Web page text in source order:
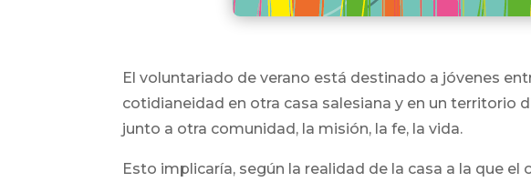
El voluntariado de verano está destinado a jóvenes
cotidianeidad en otra casa salesiana y en un territorio
junto a otra comunidad, la misión, la fe, la vida.
Esto implicaría, según la realidad de la casa a la que